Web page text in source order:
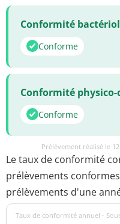
Conformité
Conforme
Conformité
Conforme
Prélèvement réalisé le
Le taux de conformité
prélèvements
prélèvements d'une
Taux de conformité annuel -